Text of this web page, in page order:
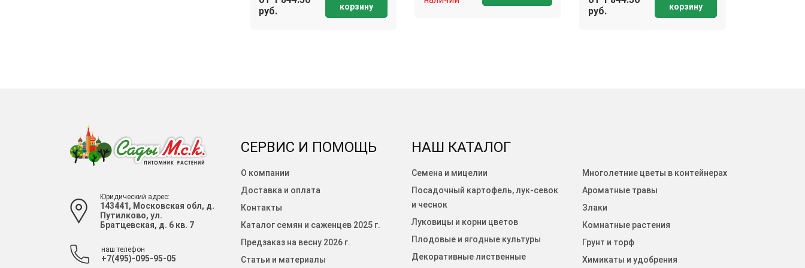
руб.
корзину
руб.
корзину
Юридический адрес:
143441, Московская обл, д.
Путилково, ул.
Братцевская, д. 6 кв. 7
наш телефон
+7(495)-095-95-05
СЕРВИС И ПОМОЩЬ
О компании
Доставка и оплата
Контакты
Каталог семян и саженцев 2025 г.
Предзаказ на весну 2026 г.
Статьи и материалы
НАШ КАТАЛОГ
Семена и мицелии
Посадочный картофель, лук-севок
и чеснок
Луковицы и корни цветов
Плодовые и ягодные культуры
Декоративные лиственные
Многолетние цветы в контейнерах
Ароматные травы
Злаки
Комнатные растения
Грунт и торф
Химикаты и удобрения